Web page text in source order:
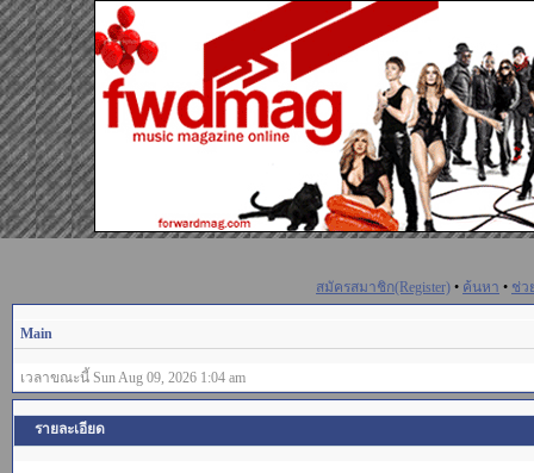
สมัครสมาชิก(Register) • ค้นหา • ช่ว
Main
เวลาขณะนี้ Sun Aug 09, 2026 1:04 am
รายละเอียด